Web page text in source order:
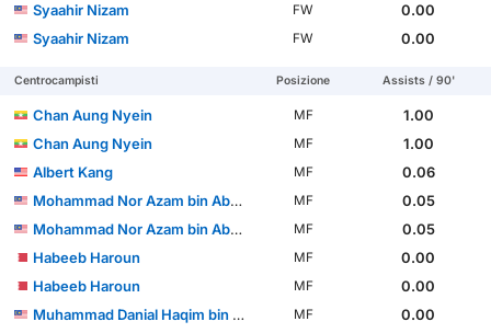
Syaahir Nizam
FW
0.00
Syaahir Nizam
FW 0.00
Centrocampisti Posizione Assists / 90'
Chan Aung Nyein MF
1.00
Chan Aung Nyein
MF
1.00
Albert Kang
MF
0.06
Mohammad Nor Azam bin Abdul Azih
MF
0.05
Mohammad Nor Azam bin Abdul Azih
MF
0.05
Habeeb Haroun
MF
0.00
Habeeb Haroun
MF
0.00
Muhammad Danial Haqim bin Deraman
MF
0.00